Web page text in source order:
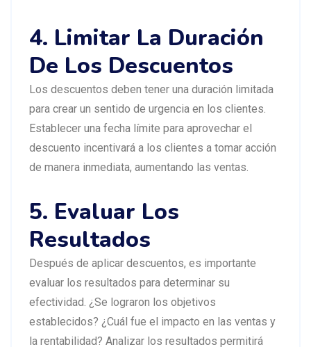
4. Limitar La Duración
De Los Descuentos
Los descuentos deben tener una duración limitada
para crear un sentido de urgencia en los clientes.
Establecer una fecha límite para aprovechar el
descuento incentivará a los clientes a tomar acción
de manera inmediata, aumentando las ventas.
5. Evaluar Los
Resultados
Después de aplicar descuentos, es importante
evaluar los resultados para determinar su
efectividad. ¿Se lograron los objetivos
establecidos? ¿Cuál fue el impacto en las ventas y
la rentabilidad? Analizar los resultados permitirá